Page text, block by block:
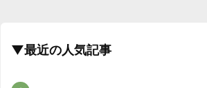
▼最近の人気記事